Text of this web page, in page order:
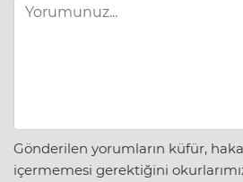
Gönderilen yorumların küfür,
içermemesi gerektiğini